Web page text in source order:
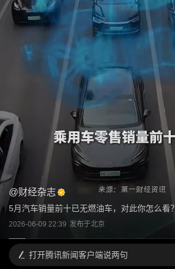
@财经杂志
5月汽车销量前十已无燃油车，对此你怎么看？
2026-06-09 22:39 发布于北京
打开腾讯新闻客户端说两句